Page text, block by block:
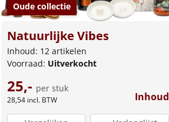
Oude collectie
Natuurlijke Vibes
Inhoud: 12 artikelen
Voorraad: Uitverkocht
25,- per stuk
28,54 incl. BTW Inhoud